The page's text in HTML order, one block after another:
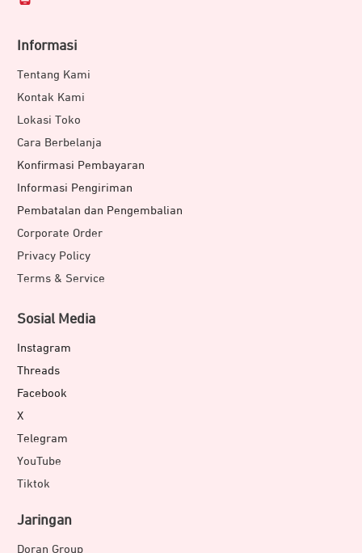
Informasi
Tentang Kami
Kontak Kami
Lokasi Toko
Cara Berbelanja
Konfirmasi Pembayaran
Informasi Pengiriman
Pembatalan dan Pengembalian
Corporate Order
Privacy Policy
Terms & Service
Sosial Media
Instagram
Threads
Facebook
X
Telegram
YouTube
Tiktok
Jaringan
Doran Group